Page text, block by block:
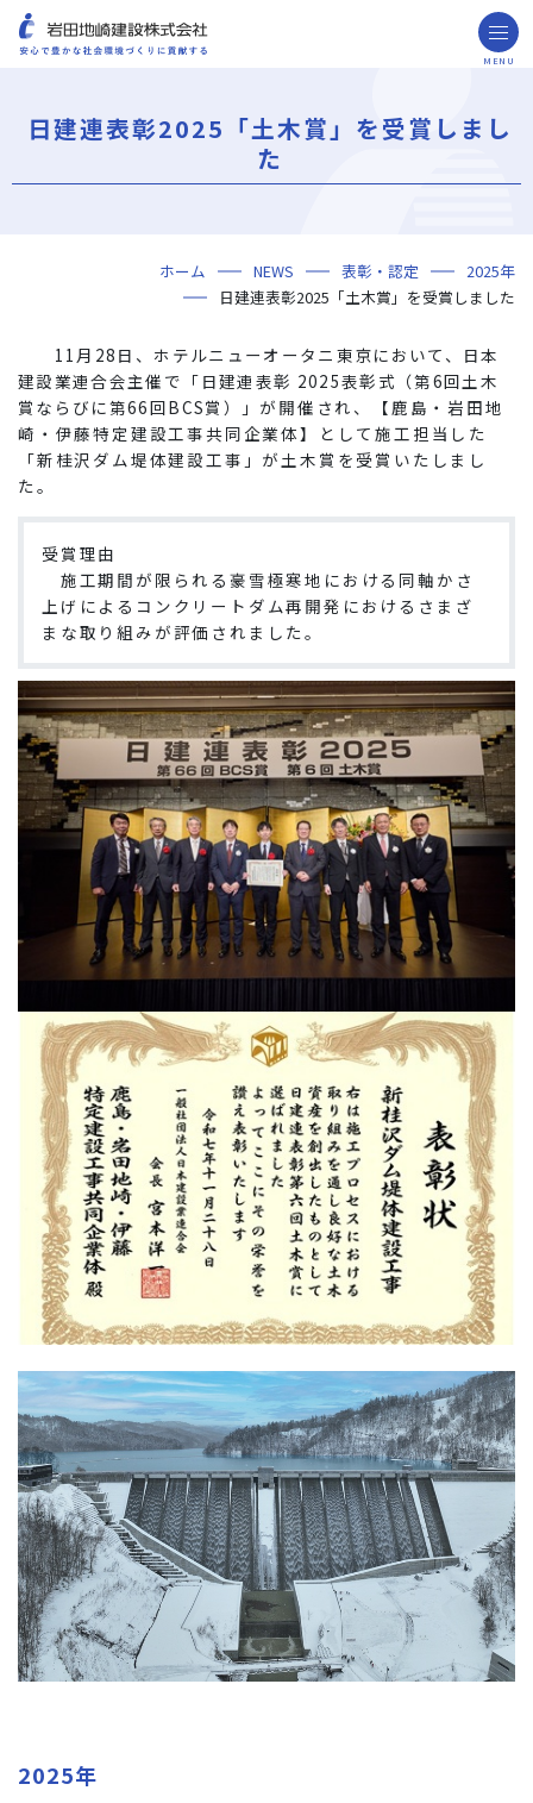
MENU
ごあいさつ
ミッション・ビジョン・社訓
会社概要
組織図
役員一覧
沿革
岩田地崎の歴史
事業所一覧
関連会社
プレスリリース
財務情報
岩田地崎建設のCM
3分でわかる岩田地崎建設
用途区分から探す
GISマップシステム
Niseko Project
プロジェクトレポート
技術・ソリューション
海外事業
NISEKO PROJECTS
閉じる
日建連表彰2025「土木賞」を受賞しまし
た
ホーム NEWS 表彰・認定
2025年
日建連表彰2025「土木賞」を受賞しました
11月28日、ホテルニューオータニ東京において、日本
建設業連合会主催で「日建連表彰 2025表彰式（第6回土木
賞ならびに第66回BCS賞）」 が開催され、【鹿島・岩田地
崎・伊藤特定建設工事共同企業体】として施工担当した
「新桂沢ダム堤体建設工事」が土木賞を受賞いたしまし
た。
受賞理由
施工期間が限られる豪雪極寒地における同軸かさ
上げによるコンクリートダム再開発におけるさまざ
まな取り組みが評価されました。
2025年